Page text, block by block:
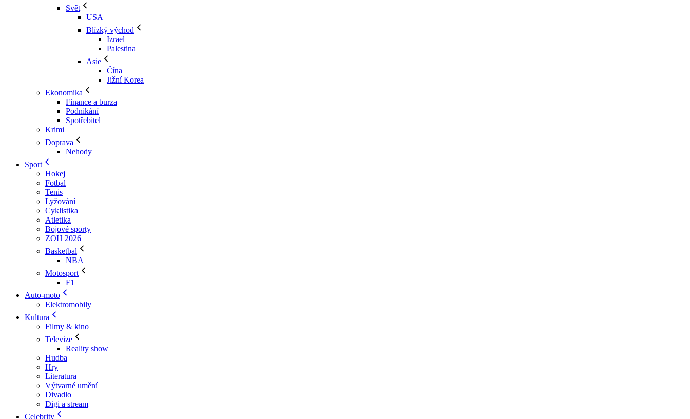
Svět
USA
Blízký východ
Izrael
Palestina
Asie
Čína
Jižní Korea
Ekonomika
Finance a burza
Podnikání
Spotřebitel
Krimi
Doprava
Nehody
Sport
Hokej
Fotbal
Tenis
Lyžování
Cyklistika
Atletika
Bojové sporty
ZOH 2026
Basketbal
NBA
Motosport
F1
Auto-moto
Elektromobily
Kultura
Filmy & kino
Televize
Reality show
Hudba
Hry
Literatura
Výtvarné umění
Divadlo
Digi a stream
Celebrity